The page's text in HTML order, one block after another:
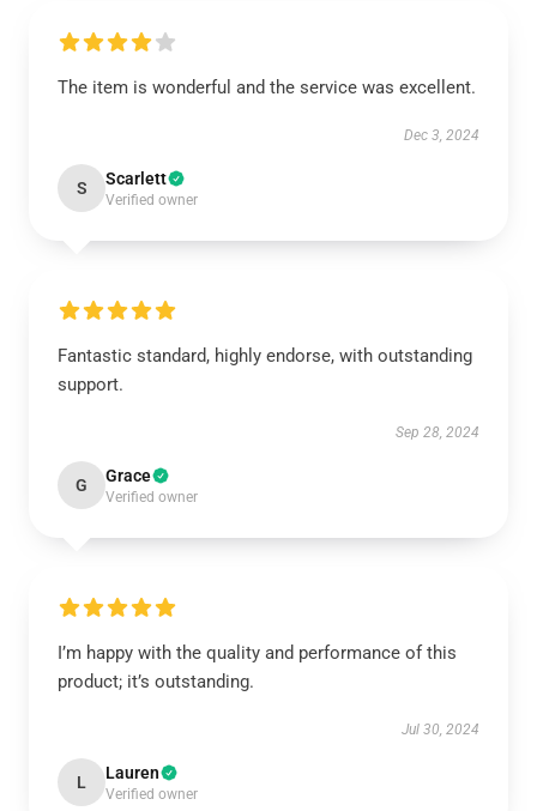
The item is wonderful and the service was excellent.
Dec 3, 2024
S Scarlett
Verified owner
Fantastic standard, highly endorse, with outstanding
support.
Sep 28, 2024
G Grace
Verified owner
I’m happy with the quality and performance of this
product; it’s outstanding.
Jul 30, 2024
L Lauren
Verified owner